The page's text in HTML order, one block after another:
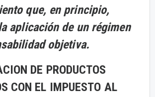
que, en principio,
aplicación de un régimen
objetiva.
DE PRODUCTOS
CON EL IMPUESTO AL